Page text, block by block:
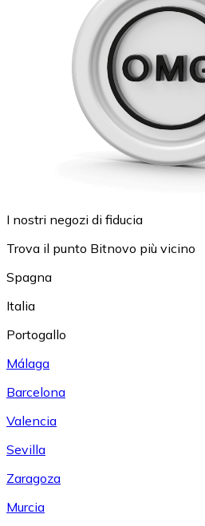
I nostri negozi di fiducia
Trova il punto Bitnovo più vicino
Spagna
Italia
Portogallo
Málaga
Barcelona
Valencia
Sevilla
Zaragoza
Murcia